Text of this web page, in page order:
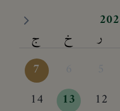
ر خ
ج
7
12
13
14